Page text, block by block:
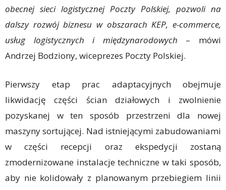
obecnej sieci logistycznej Poczty Polskiej, pozwoli na
dalszy rozwój biznesu w obszarach KEP, e-commerce,
usług logistycznych i międzynarodowych – mówi
Andrzej Bodziony, wiceprezes Poczty Polskiej.
Pierwszy etap prac adaptacyjnych obejmuje
likwidację części ścian działowych i zwolnienie
pozyskanej w ten sposób przestrzeni dla nowej
maszyny sortującej. Nad istniejącymi zabudowaniami
w części recepcji oraz ekspedycji zostaną
zmodernizowane instalacje techniczne w taki sposób,
aby nie kolidowały z planowanym przebiegiem linii